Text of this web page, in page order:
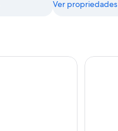
Ver propriedades